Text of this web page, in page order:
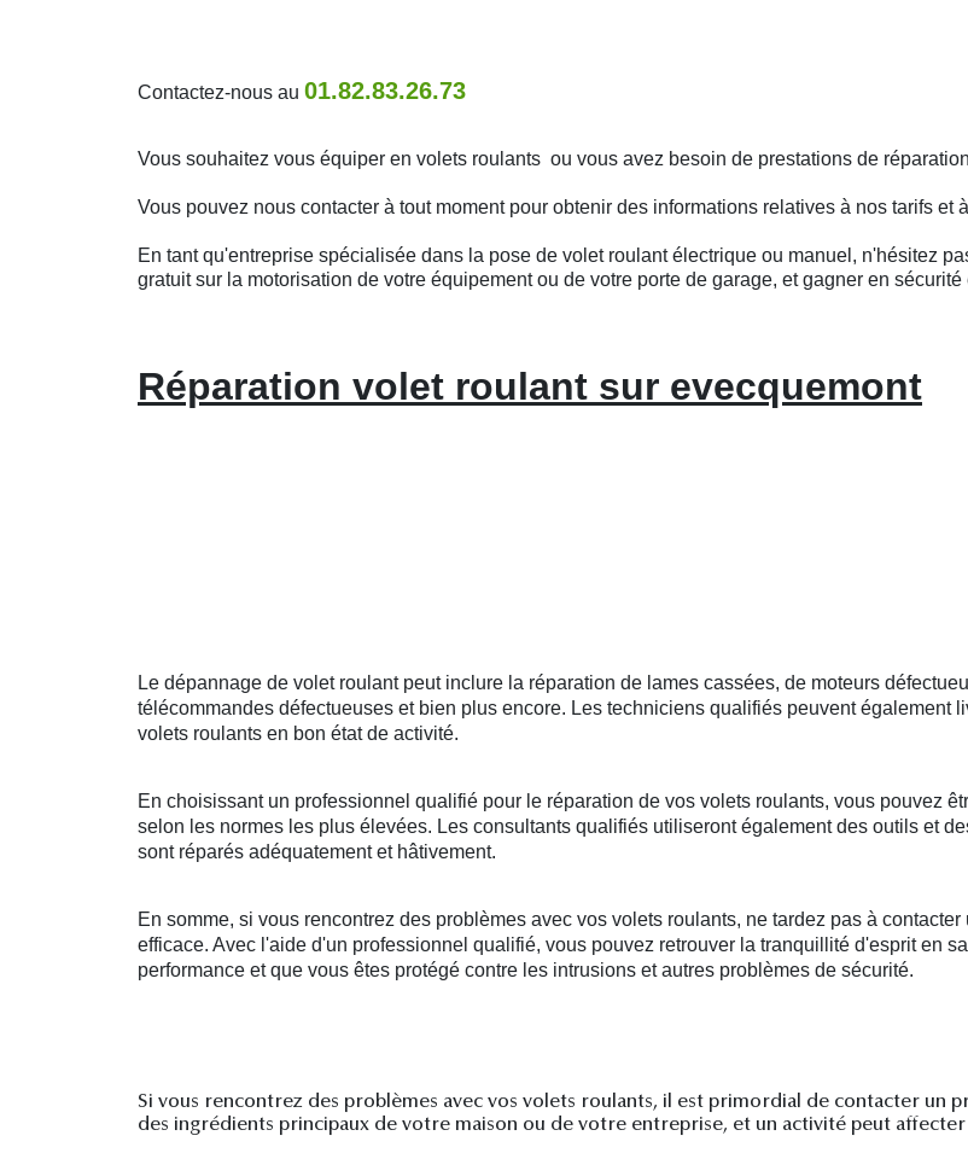
Contactez-nous au 01.82.83.26.73
Vous souhaitez vous équiper en volets roulants ou vous avez besoin de prestations de
Vous pouvez nous contacter à tout moment pour obtenir des informations relatives à nos tarifs et
En tant qu'entreprise spécialisée dans la pose de volet roulant électrique ou manuel, n'hésitez
gratuit sur la motorisation de votre équipement ou de votre porte de garage, et gagner en sécurité
Réparation volet roulant sur evecquemont
Le dépannage de volet roulant peut inclure la réparation de lames cassées, de moteurs
télécommandes défectueuses et bien plus encore. Les techniciens qualifiés peuvent également
volets roulants en bon état de activité.
En choisissant un professionnel qualifié pour le réparation de vos volets roulants, vous pouvez
selon les normes les plus élevées. Les consultants qualifiés utiliseront également des outils et
sont réparés adéquatement et hâtivement.
En somme, si vous rencontrez des problèmes avec vos volets roulants, ne tardez pas à
efficace. Avec l'aide d'un professionnel qualifié, vous pouvez retrouver la tranquillité d'esprit en
performance et que vous êtes protégé contre les intrusions et autres problèmes de sécurité.
Si vous rencontrez des problèmes avec vos volets roulants, il est primordial de contacter un
des ingrédients principaux de votre maison ou de votre entreprise, et un activité peut